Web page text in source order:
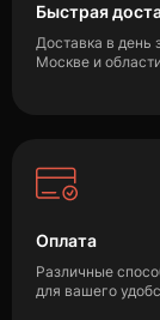
Быстрая
Доставка в день
Москве и
Оплата
Различные
для вашего